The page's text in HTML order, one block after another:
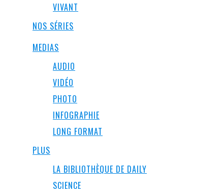
VIVANT
NOS SÉRIES
MEDIAS
AUDIO
VIDÉO
PHOTO
INFOGRAPHIE
LONG FORMAT
PLUS
LA BIBLIOTHÈQUE DE DAILY
SCIENCE